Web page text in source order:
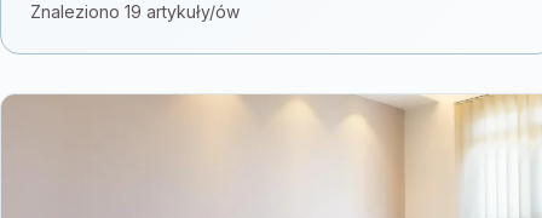
Znaleziono 19 artykuły/ów